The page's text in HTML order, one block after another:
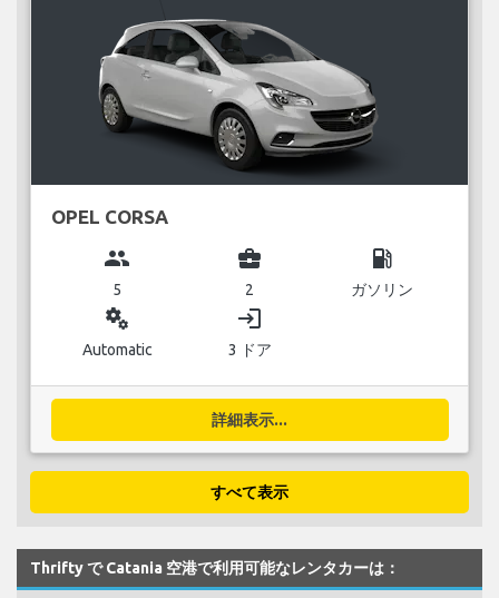
OPEL CORSA
group
5
business_center
2
local_gas_station
ガソリン
miscellaneous_services
Automatic
login
3 ドア
詳細表示...
すべて表示
Thrifty で Catania 空港で利用可能なレンタカーは：